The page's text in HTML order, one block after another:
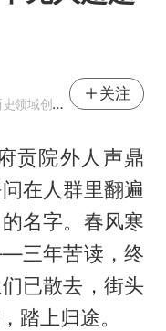
领域创作者
关注
贡院外人声鼎
在人群里翻遍
名字。春风寒
三年苦读，终
已散去，街头
踏上归途。